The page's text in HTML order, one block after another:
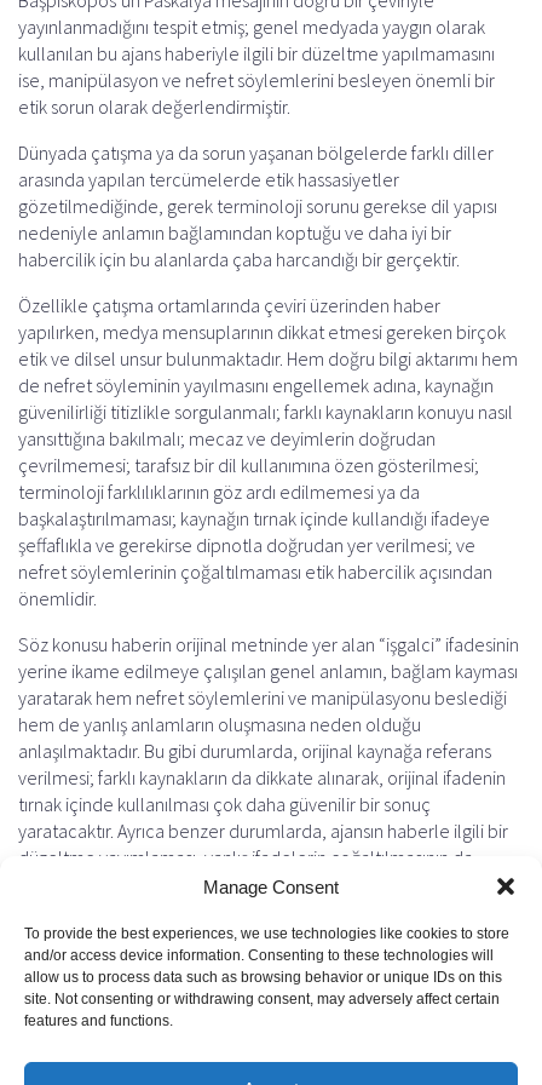
Manage Consent
To provide the best experiences, we use technologies like cookies to store
and/or access device information. Consenting to these technologies will
allow us to process data such as browsing behavior or unique IDs on this
site. Not consenting or withdrawing consent, may adversely affect certain
features and functions.
o
o
k
A
p
p
r
a
m
s
yayınlanmadığını tespit etmiş; genel medyada yaygın olarak
kullanılan bu ajans haberiyle ilgili bir düzeltme yapılmamasını
ise, manipülasyon ve nefret söylemlerini besleyen önemli bir
etik sorun olarak değerlendirmiştir.
Dünyada çatışma ya da sorun yaşanan bölgelerde farklı diller
arasında yapılan tercümelerde etik hassasiyetler
gözetilmediğinde, gerek terminoloji sorunu gerekse dil yapısı
nedeniyle anlamın bağlamından koptuğu ve daha iyi bir
habercilik için bu alanlarda çaba harcandığı bir gerçektir.
Özellikle çatışma ortamlarında çeviri üzerinden haber
yapılırken, medya mensuplarının dikkat etmesi gereken birçok
etik ve dilsel unsur bulunmaktadır. Hem doğru bilgi aktarımı hem
de nefret söyleminin yayılmasını engellemek adına, kaynağın
güvenilirliği titizlikle sorgulanmalı; farklı kaynakların konuyu nasıl
yansıttığına bakılmalı; mecaz ve deyimlerin doğrudan
çevrilmemesi; tarafsız bir dil kullanımına özen gösterilmesi;
terminoloji farklılıklarının göz ardı edilmemesi ya da
başkalaştırılmaması; kaynağın tırnak içinde kullandığı ifadeye
şeffaflıkla ve gerekirse dipnotla doğrudan yer verilmesi; ve
nefret söylemlerinin çoğaltılmaması etik habercilik açısından
önemlidir.
Söz konusu haberin orijinal metninde yer alan “işgalci” ifadesinin
yerine ikame edilmeye çalışılan genel anlamın, bağlam kayması
yaratarak hem nefret söylemlerini ve manipülasyonu beslediği
hem de yanlış anlamların oluşmasına neden olduğu
anlaşılmaktadır. Bu gibi durumlarda, orijinal kaynağa referans
verilmesi; farklı kaynakların da dikkate alınarak, orijinal ifadenin
tırnak içinde kullanılması çok daha güvenilir bir sonuç
yaratacaktır. Ayrıca benzer durumlarda, ajansın haberle ilgili bir
düzeltme yayımlaması, yanlış ifadelerin çoğaltılmasının da
Buradan hareketle, Medya Etik Kurulu olarak, kamusal yayıncılık
alanında önemli bir misyon üstlenen Türk Ajansı Kıbrıs’ı, söz
konusu haberle ilgili kendi düzeltmesini yayımlamaya
çağırıyoruz.